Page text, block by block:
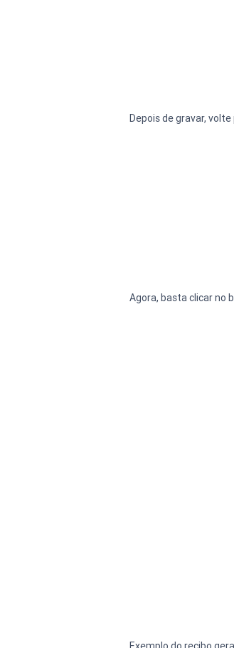
Depois de gravar,
Agora, basta clicar no